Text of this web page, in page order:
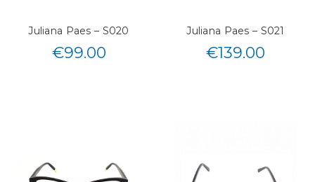
Juliana Paes – S020
€99.00
Juliana Paes – S021
€139.00